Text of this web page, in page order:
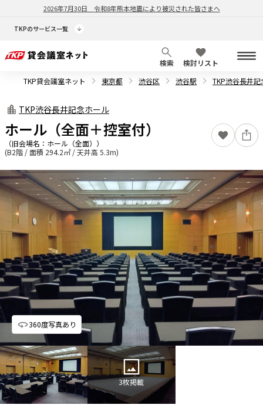
2026年7月30日 令和8年熊本地震により被災された皆さまへ
TKPのサービス一覧
検索
検討リスト
TKP貸会議室ネット
東京都 渋谷区 渋谷駅 TKP渋谷長井
TKP渋谷長井記念ホール
ホール（全面＋控室付）
（旧会場名： ホール（全面） ）
(B2階 / 面積 294.2㎡ / 天井高 5.3m)
360度写真あり
3枚掲載